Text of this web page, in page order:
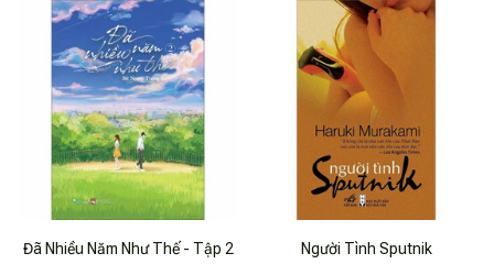
Đã Nhiều Năm Như Thế - Tập 2
Người Tình Sputnik